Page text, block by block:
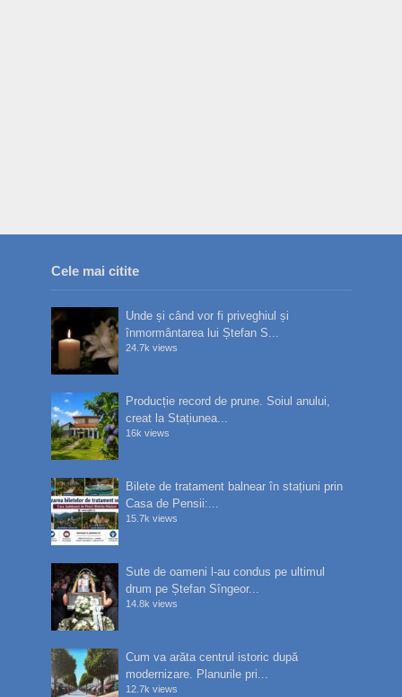
Cele mai citite
Unde și când vor fi priveghiul și
înmormântarea lui Ștefan S...
24.7k views
Producție record de prune. Soiul anului,
creat la Stațiunea...
16k views
Bilete de tratament balnear în stațiuni prin
Casa de Pensii:...
15.7k views
Sute de oameni l-au condus pe ultimul
drum pe Ștefan Sîngeor...
14.8k views
Cum va arăta centrul istoric după
modernizare. Planurile pri...
12.7k views